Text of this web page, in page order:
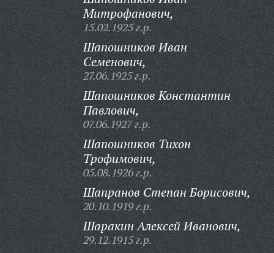
Митрофанович,
15.02.1925 г.р.
Шапошников Иван
Семенович,
27.06.1925 г.р.
Шапошников Константин
Павлович,
07.06.1927 г.р.
Шапошников Тихон
Трофимович,
05.08.1926 г.р.
Шапранов Степан Борисович,
20.10.1919 г.р.
Шаракин Алексей Иванович,
29.12.1915 г.р.